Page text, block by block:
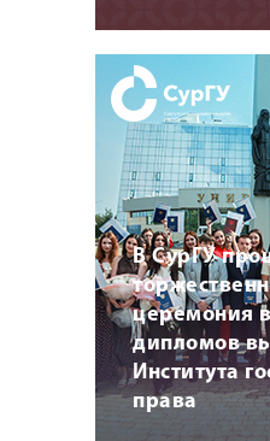
В СурГУ
церемония
дипломов
Института
права